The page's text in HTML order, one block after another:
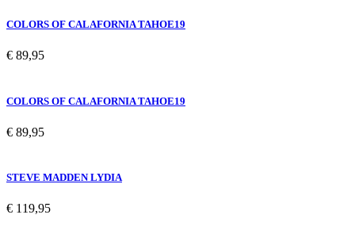
COLORS OF CALAFORNIA TAHOE19
€ 89,95
COLORS OF CALAFORNIA TAHOE19
€ 89,95
STEVE MADDEN LYDIA
€ 119,95